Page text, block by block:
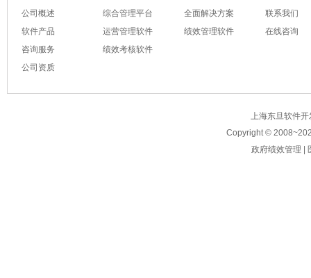
公司概述
软件产品
咨询服务
公司资质
综合管理平台
运营管理软件
绩效考核软件
全面解决方案
绩效管理软件
联系我们
在线咨询
上海东旦软件
Copyright © 2008~
政府绩效管理